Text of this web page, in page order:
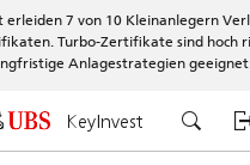
erleiden 7 von 10 Kleinanlegern
Turbo-Zertifikate sind hoch
Anlagestrategien
KeyInvest